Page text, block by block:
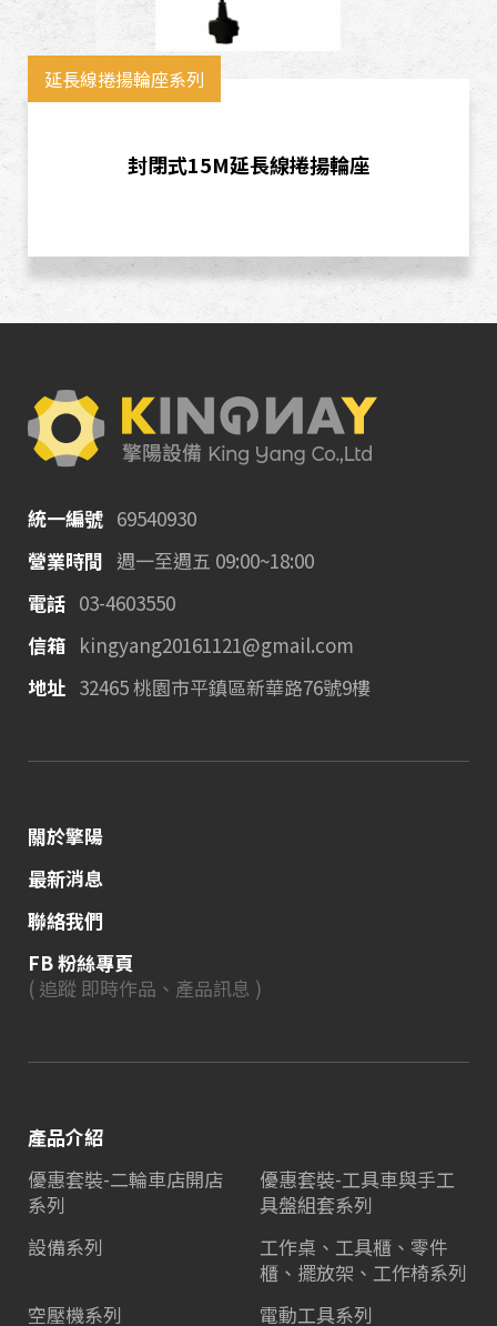
封閉式15M延長線捲揚輪座
延長線捲揚輪座系列
統一編號 69540930
營業時間 週一至週五 09:00~18:00
電話 03-4603550
信箱 kingyang20161121@gmail.com
地址 32465 桃園市平鎮區新華路76號9樓
關於擎陽
最新消息
聯絡我們
FB 粉絲專頁
( 追蹤 即時作品、產品訊息 )
產品介紹
優惠套裝-二輪車店開店
系列
優惠套裝-工具車與手工
具盤組套系列
設備系列
工作桌、工具櫃、零件
櫃、擺放架、工作椅系列
空壓機系列
電動工具系列